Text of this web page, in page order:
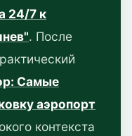
24/7 к
. После
Самые
аэропорт
контекста